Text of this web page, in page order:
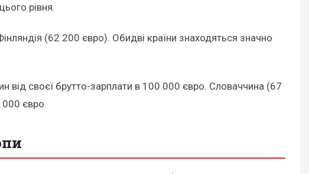
рівня.
(62 200 євро). Обидві країни знаходяться значно
від своєї брутто-зарплати в 100 000 євро. Словаччина (67
євро.